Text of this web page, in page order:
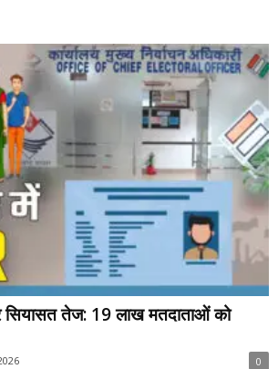
सियासत तेज: 19 लाख मतदाताओं को
0